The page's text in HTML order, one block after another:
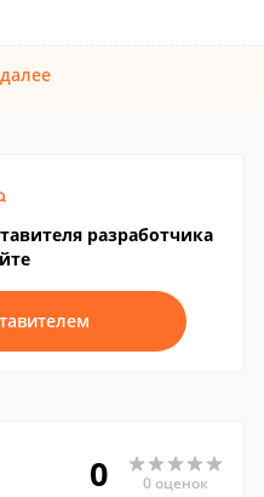
разработчика
0 0 оценок